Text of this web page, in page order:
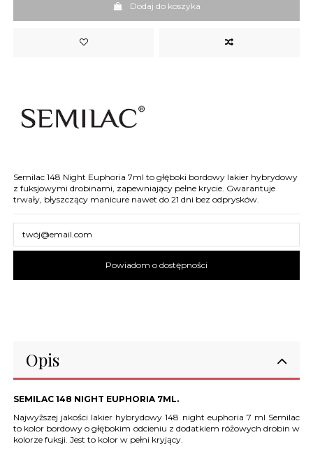
Dodaj do koszyka
Semilac 148 Night Euphoria 7ml to głęboki bordowy lakier hybrydowy
z fuksjowymi drobinami, zapewniający pełne krycie. Gwarantuje
trwały, błyszczący manicure nawet do 21 dni bez odprysków.
Opis
SEMILAC 148 NIGHT EUPHORIA 7ML.
Najwyższej jakości lakier hybrydowy 148 night euphoria 7 ml Semilac
to kolor bordowy o głębokim odcieniu z dodatkiem różowych drobin w
kolorze fuksji. Jest to kolor w pełni kryjący.